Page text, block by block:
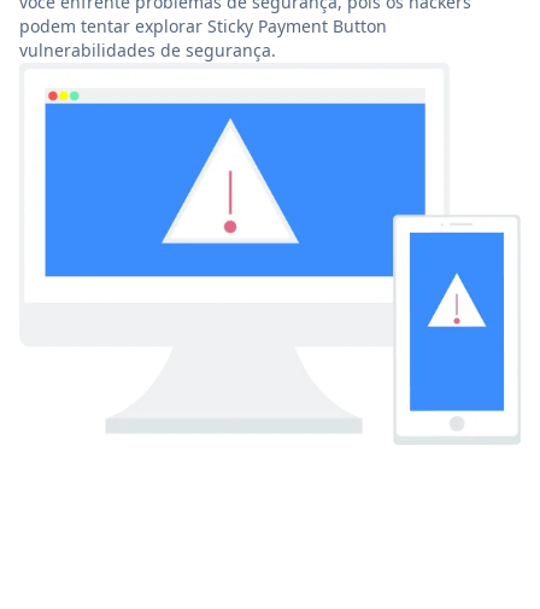
podem tentar explorar Sticky Payment Button
vulnerabilidades de segurança.